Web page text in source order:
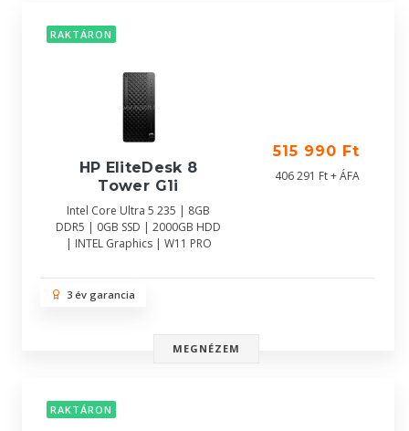
RAKTÁRON
HP EliteDesk 8
Tower G1i
Intel Core Ultra 5 235 | 8GB
DDR5 | 0GB SSD | 2000GB HDD
| INTEL Graphics | W11 PRO
515 990 Ft
406 291 Ft + ÁFA
3 év garancia
MEGNÉZEM
RAKTÁRON